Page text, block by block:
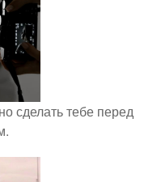
сделать тебе перед